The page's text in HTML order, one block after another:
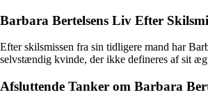
Barbara Bertelsens Liv Efter
Efter skilsmissen fra sin tidligere mand har
selvstændig kvinde, der ikke defineres af sit
Afsluttende Tanker om Barbara